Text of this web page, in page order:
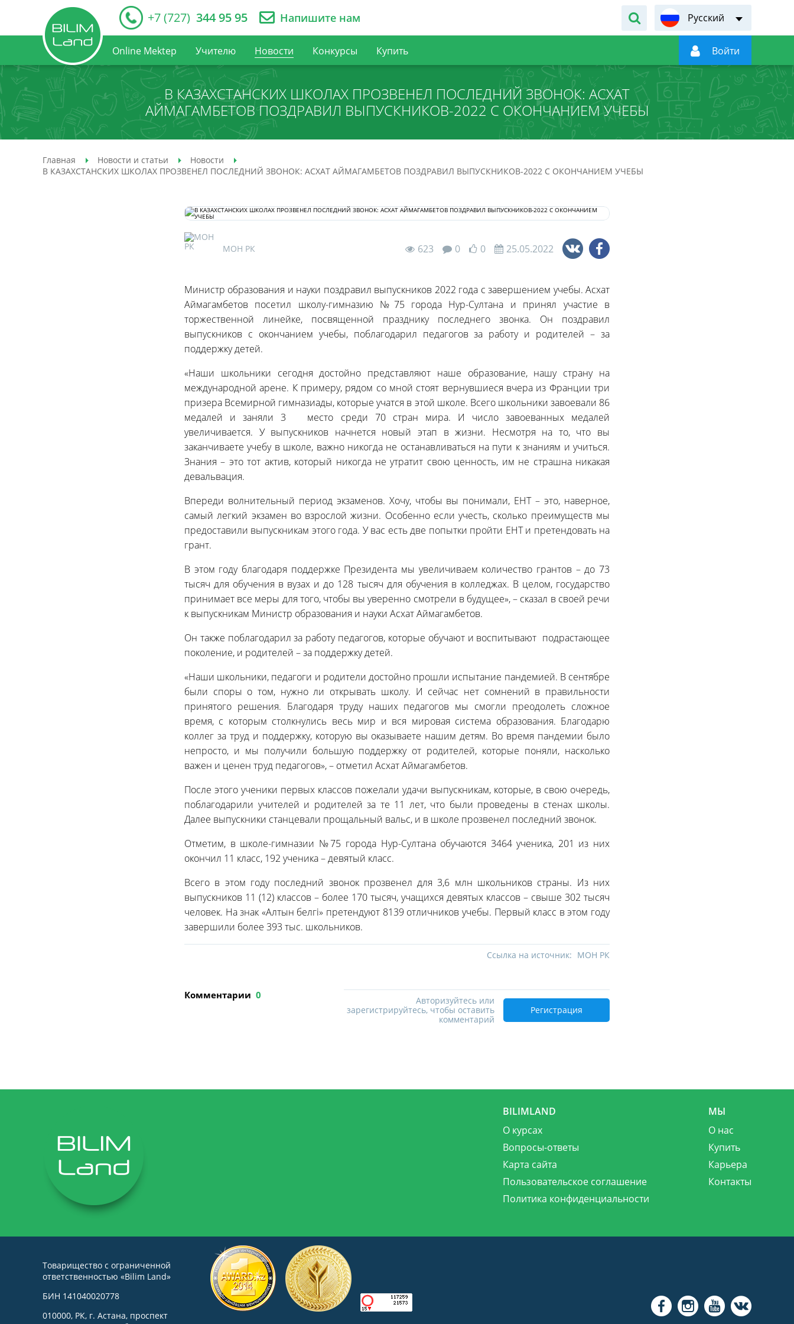
+7 (727) 344 95 95 Напишите нам Русский
Online Mektep Учителю Новости Конкурсы Купить  Войти
В КАЗАХСТАНСКИХ ШКОЛАХ ПРОЗВЕНЕЛ ПОСЛЕДНИЙ ЗВОНОК: АСХАТ
АЙМАГАМБЕТОВ ПОЗДРАВИЛ ВЫПУСКНИКОВ-2022 С ОКОНЧАНИЕМ УЧЕБЫ
Главная Новости и статьи
Новости
В КАЗАХСТАНСКИХ ШКОЛАХ ПРОЗВЕНЕЛ ПОСЛЕДНИЙ ЗВОНОК: АСХАТ АЙМАГАМБЕТОВ ПОЗДРАВИЛ ВЫПУСКНИКОВ-2022 С ОКОНЧАНИЕМ УЧЕБЫ
МОН РК 623 0 0 25.05.2022
Министр образования и науки поздравил выпускников 2022 года с завершением учебы. Асхат
Аймагамбетов посетил школу-гимназию №75 города Нур-Султана и принял участие в
торжественной линейке, посвященной празднику последнего звонка. Он поздравил
выпускников с окончанием учебы, поблагодарил педагогов за работу и родителей – за
поддержку детей.
«Наши школьники сегодня достойно представляют наше образование, нашу страну на
международной арене. К примеру, рядом со мной стоят вернувшиеся вчера из Франции три
призера Всемирной гимназиады, которые учатся в этой школе. Всего школьники завоевали 86
медалей и заняли 3 место среди 70 стран мира. И число завоеванных медалей
увеличивается. У выпускников начнется новый этап в жизни. Несмотря на то, что вы
заканчиваете учебу в школе, важно никогда не останавливаться на пути к знаниям и учиться.
Знания – это тот актив, который никогда не утратит свою ценность, им не страшна никакая
девальвация.
Впереди волнительный период экзаменов. Хочу, чтобы вы понимали, ЕНТ – это, наверное,
самый легкий экзамен во взрослой жизни. Особенно если учесть, сколько преимуществ мы
предоставили выпускникам этого года. У вас есть две попытки пройти ЕНТ и претендовать на
грант.
В этом году благодаря поддержке Президента мы увеличиваем количество грантов – до 73
тысяч для обучения в вузах и до 128 тысяч для обучения в колледжах. В целом, государство
принимает все меры для того, чтобы вы уверенно смотрели в будущее», – сказал в своей речи
к выпускникам Министр образования и науки Асхат Аймагамбетов.
Он также поблагодарил за работу педагогов, которые обучают и воспитывают подрастающее
поколение, и родителей – за поддержку детей.
«Наши школьники, педагоги и родители достойно прошли испытание пандемией. В сентябре
были споры о том, нужно ли открывать школу. И сейчас нет сомнений в правильности
принятого решения. Благодаря труду наших педагогов мы смогли преодолеть сложное
время, с которым столкнулись весь мир и вся мировая система образования. Благодарю
коллег за труд и поддержку, которую вы оказываете нашим детям. Во время пандемии было
непросто, и мы получили большую поддержку от родителей, которые поняли, насколько
важен и ценен труд педагогов», – отметил Асхат Аймагамбетов.
После этого ученики первых классов пожелали удачи выпускникам, которые, в свою очередь,
поблагодарили учителей и родителей за те 11 лет, что были проведены в стенах школы.
Далее выпускники станцевали прощальный вальс, и в школе прозвенел последний звонок.
Отметим, в школе-гимназии №75 города Нур-Султана обучаются 3464 ученика, 201 из них
окончил 11 класс, 192 ученика – девятый класс.
Всего в этом году последний звонок прозвенел для 3,6 млн школьников страны. Из них
выпускников 11 (12) классов – более 170 тысяч, учащихся девятых классов – свыше 302 тысяч
человек. На знак «Алтын белгі» претендуют 8139 отличников учебы. Первый класс в этом году
завершили более 393 тыс. школьников.
Ссылка на источник: МОН РК
Комментарии 0
Авторизуйтесь или
зарегистрируйтесь, чтобы оставить
комментарий
Регистрация
BILIMLAND
О курсах
Вопросы-ответы
Карта сайта
Пользовательское соглашение
Политика конфиденциальности
МЫ
О нас
Купить
Карьера
Контакты
Товарищество с ограниченной
ответственностью «Bilim Land»
БИН 141040020778
010000, РК, г. Астана, проспект